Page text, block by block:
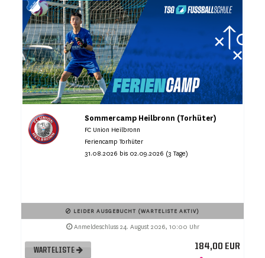
Sommercamp Heilbronn (Torhüter)
FC Union Heilbronn
Feriencamp Torhüter
31.08.2026 bis 02.09.2026 (3 Tage)
LEIDER AUSGEBUCHT (WARTELISTE AKTIV)
Anmeldeschluss 24. August 2026, 10:00 Uhr
WARTELISTE 184,00 EUR